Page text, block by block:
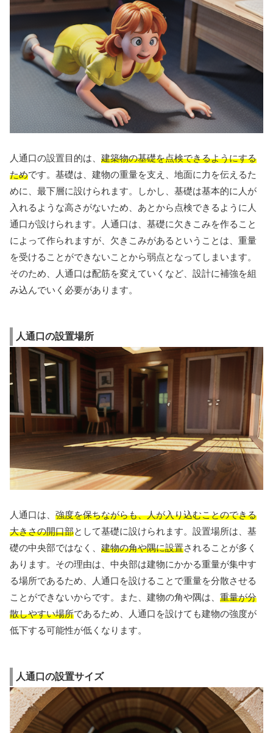
人通口の設置目的は、 建築物の基礎を点検できるようにする
ためです。基礎は、建物の重量を支え、地面に力を伝えるた
めに、最下層に設けられます。しかし、基礎は基本的に人が
入れるような高さがないため、あとから点検できるように人
通口が設けられます。人通口は、基礎に欠きこみを作ること
によって作られますが、欠きこみがあるということは、重量
を受けることができないことから弱点となってしまいます。
そのため、人通口は配筋を変えていくなど、設計に補強を組
み込んでいく必要があります。
人通口の設置場所
人通口は、 強度を保ちながらも、人が入り込むことのできる
大きさの開口部として基礎に設けられます。設置場所は、基
礎の中央部ではなく、 建物の角や隅に設置されることが多く
あります。その理由は、中央部は建物にかかる重量が集中す
る場所であるため、人通口を設けることで重量を分散させる
ことができないからです。また、建物の角や隅は、 重量が分
散しやすい場所であるため、人通口を設けても建物の強度が
低下する可能性が低くなります。
人通口の設置サイズ